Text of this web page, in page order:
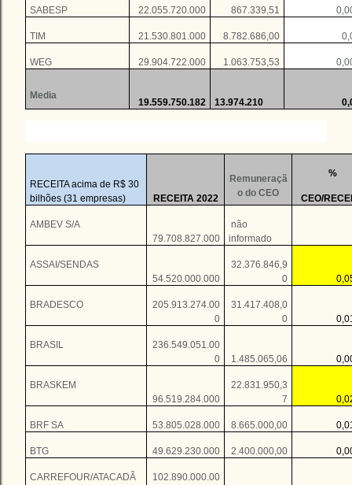
SABESP 22.055.720.000 867.339,51
TIM 21.530.801.000 8.782.686,00
WEG 29.904.722.000 1.063.753,53
Media
19.559.750.182 13.974.210
RECEITA acima de R$ 30
bilhões (31 empresas)
RECEITA 2022
Remuneraçã
o do CEO
%
CEO/
AMBEV S/A
79.708.827.000
não
informado
ASSAI/SENDAS
54.520.000.000
32.376.846,9
0
BRADESCO
205.913.274.00
0
31.417.408,0
0
BRASIL
236.549.051.00
0
1.485.065,06
BRASKEM
96.519.284.000
22.831.950,3
7
BRF SA 53.805.028.000 8.665.000,00
BTG 49.629.230.000 2.400.000,00
CARREFOUR/ATACADÃ 102.890.000.00